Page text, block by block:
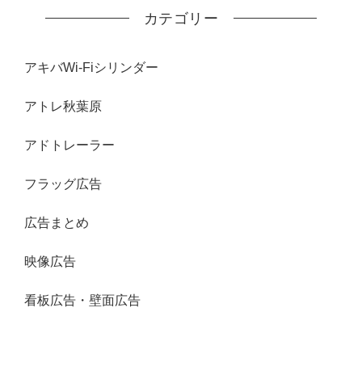
カテゴリー
アキバWi-Fiシリンダー
アトレ秋葉原
アドトレーラー
フラッグ広告
広告まとめ
映像広告
看板広告・壁面広告